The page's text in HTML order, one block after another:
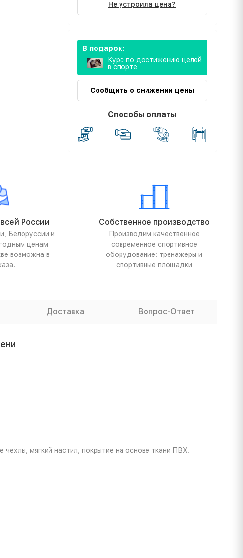
Не устроила цена?
В подарок:
Курс по достижению целей
в спорте
Сообщить о снижении цены
Способы оплаты
России
Белоруссии и
ценам.
возможна в
Собственное производство
Производим качественное
современное спортивное
оборудование: тренажеры и
спортивные площадки
Доставка Вопрос-Ответ
мягкий настил, покрытие на основе ткани ПВХ.